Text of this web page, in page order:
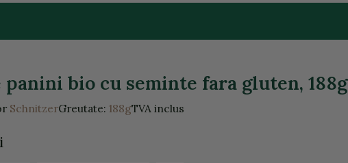
bio cu seminte fara gluten, 188g
SchnitzerGreutate: 188gTVA inclus